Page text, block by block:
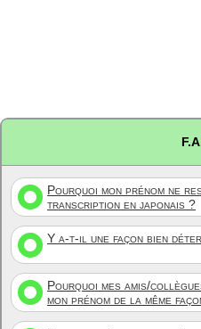
Pourquoi mon prénom ne
transcription en japonais ?
Y a-t-il une façon bien
Pourquoi mes amis/
mon prénom de la même